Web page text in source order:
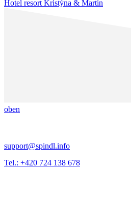
Hotel resort Kristýna & Martin
oben
support@spindl.info
Tel.: +420 724 138 678